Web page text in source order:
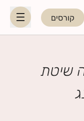
קורסים
שיטת